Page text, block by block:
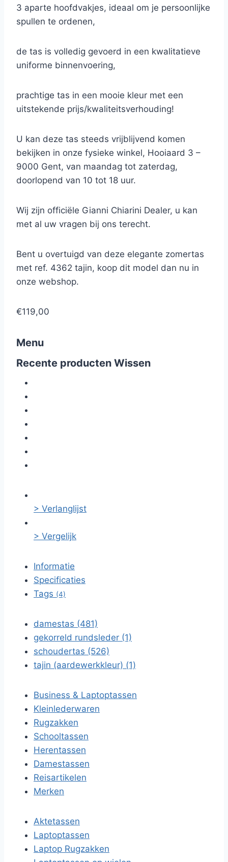
3 aparte hoofdvakjes, ideaal om je persoonlijke
spullen te ordenen,
de tas is volledig gevoerd in een kwalitatieve
uniforme binnenvoering,
prachtige tas in een mooie kleur met een
uitstekende prijs/kwaliteitsverhouding!
U kan deze tas steeds vrijblijvend komen
bekijken in onze fysieke winkel, Hooiaard 3 –
9000 Gent, van maandag tot zaterdag,
doorlopend van 10 tot 18 uur.
Wij zijn officiële Gianni Chiarini Dealer, u kan
met al uw vragen bij ons terecht.
Bent u overtuigd van deze elegante zomertas
met ref. 4362 tajin, koop dit model dan nu in
onze webshop.
€119,00
Menu
Recente producten Wissen
> Verlanglijst
> Vergelijk
Informatie
Specificaties
Tags (4)
damestas (481)
gekorreld rundsleder (1)
schoudertas (526)
tajin (aardewerkkleur) (1)
Business & Laptoptassen
Kleinlederwaren
Rugzakken
Schooltassen
Herentassen
Damestassen
Reisartikelen
Merken
Aktetassen
Laptoptassen
Laptop Rugzakken